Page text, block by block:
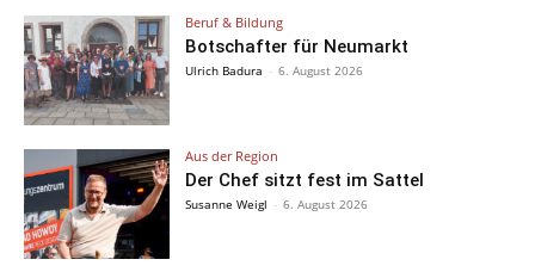
Beruf & Bildung
Botschafter für Neumarkt
Ulrich Badura - 6. August 2026
Aus der Region
Der Chef sitzt fest im Sattel
Susanne Weigl - 6. August 2026